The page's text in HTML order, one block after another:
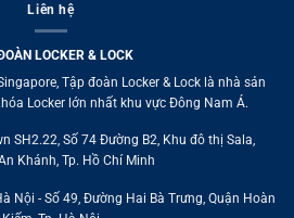
Liên hệ
LOCKER & LOCK
Tập đoàn Locker & Lock là nhà sản
Locker lớn nhất khu vực Đông Nam Á.
SH2.22, Số 74 Đường B2, Khu đô thị Sala,
Khánh, Tp. Hồ Chí Minh
Nội - Số 49, Đường Hai Bà Trưng, Quận Hoàn